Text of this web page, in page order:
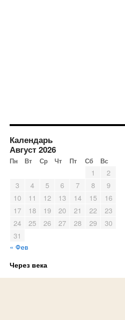
Календарь
Август 2026
Пн Вт Ср Чт Пт Сб Вс
1
2
3
4 5 6 7 8
9
10
11 12 13 14 15
16
17
18 19 20 21 22
23
24
25 26 27 28 29
30
31
« Фев
Через века